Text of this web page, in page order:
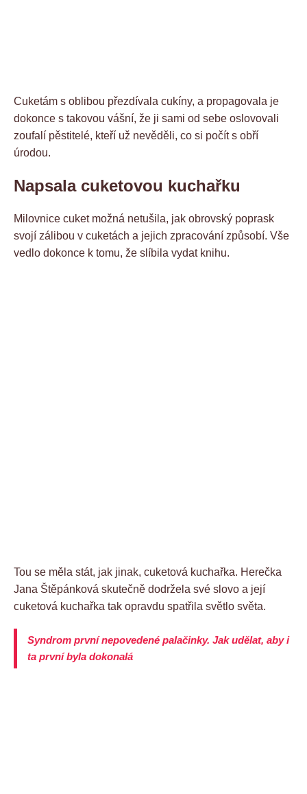
Cuketám s oblibou přezdívala cukíny, a propagovala je
dokonce s takovou vášní, že ji sami od sebe oslovovali
zoufalí pěstitelé, kteří už nevěděli, co si počít s obří
úrodou.
Napsala cuketovou kuchařku
Milovnice cuket možná netušila, jak obrovský poprask
svojí zálibou v cuketách a jejich zpracování způsobí. Vše
vedlo dokonce k tomu, že slíbila vydat knihu.
Tou se měla stát, jak jinak, cuketová kuchařka. Herečka
Jana Štěpánková skutečně dodržela své slovo a její
cuketová kuchařka tak opravdu spatřila světlo světa.
Syndrom první nepovedené palačinky. Jak udělat, aby i
ta první byla dokonalá